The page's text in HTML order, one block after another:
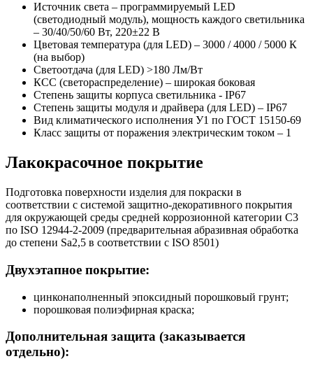
Источник света – программируемый LED
(светодиодный модуль), мощность каждого светильника
– 30/40/50/60 Вт, 220±22 В
Цветовая температура (для LED) – 3000 / 4000 / 5000 К
(на выбор)
Светоотдача (для LED) >180 Лм/Вт
КСС (светораспределение) – широкая боковая
Степень защиты корпуса светильника - IP67
Степень защиты модуля и драйвера (для LED) – IP67
Вид климатического исполнения У1 по ГОСТ 15150-69
Класс защиты от поражения электрическим током – 1
Лакокрасочное покрытие
Подготовка поверхности изделия для покраски в
соответствии с системой защитно-декоративного покрытия
для окружающей среды средней коррозионной категории C3
по ISO 12944-2-2009 (предварительная абразивная обработка
до степени Sa2,5 в соответствии с ISO 8501)
Двухэтапное покрытие:
цинконаполненный эпоксидный порошковый грунт;
порошковая полиэфирная краска;
Дополнительная защита (заказывается
отдельно):